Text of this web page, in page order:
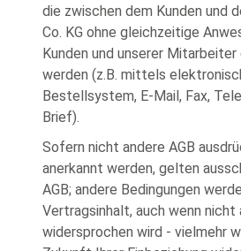
die zwischen dem Kunden und
Co. KG ohne gleichzeitige
Kunden und unserer
werden (z.B. mittels
Bestellsystem, E-Mail, Fax,
Brief).
Sofern nicht andere AGB
anerkannt werden, gelten
AGB; andere Bedingungen
Vertragsinhalt, auch wenn nicht
widersprochen wird - vielmehr